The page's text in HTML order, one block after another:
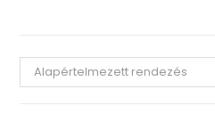
Alapértelmezett rendezés